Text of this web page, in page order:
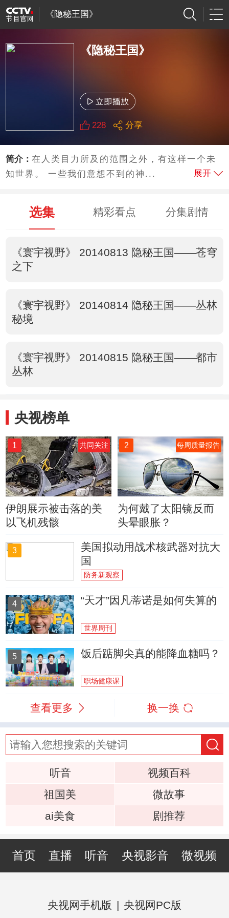
《隐秘王国》
《隐秘王国》
228 分享
简介：在人类目力所及的范围之外，有这样一个未
知世界。 一些我们意想不到的神...
展开
选集 精彩看点 分集剧情
《寰宇视野》 20140813 隐秘王国——苍穹
之下
《寰宇视野》 20140814 隐秘王国——丛林
秘境
《寰宇视野》 20140815 隐秘王国——都市
丛林
央视榜单
1 共同关注
伊朗展示被击落的美
以飞机残骸
2 每周质量报告
为何戴了太阳镜反而
头晕眼胀？
3
美国拟动用战术核武器对抗大
国
防务新观察
4 “天才”因凡蒂诺是如何失算的
世界周刊
5 饭后踮脚尖真的能降血糖吗？
职场健康课
查看更多 换一换
听音
视频百科
祖国美
微故事
ai美食
剧推荐
首页 直播 听音 央视影音 微视频
央视网手机版 | 央视网PC版